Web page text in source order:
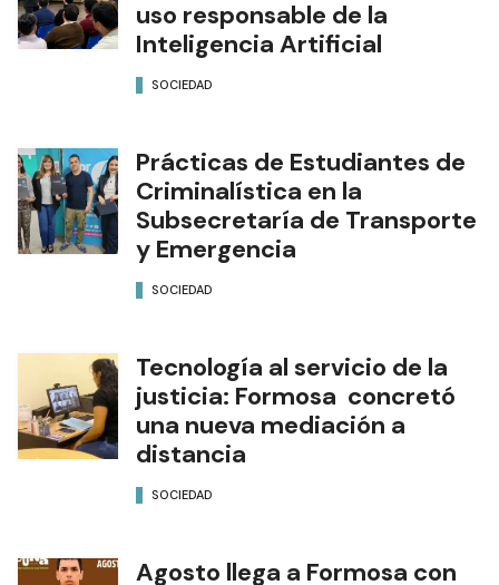
uso responsable de la
Inteligencia Artificial
SOCIEDAD
Prácticas de Estudiantes de
Criminalística en la
Subsecretaría de Transporte
y Emergencia
SOCIEDAD
Tecnología al servicio de la
justicia: Formosa concretó
una nueva mediación a
distancia
SOCIEDAD
Agosto llega a Formosa con